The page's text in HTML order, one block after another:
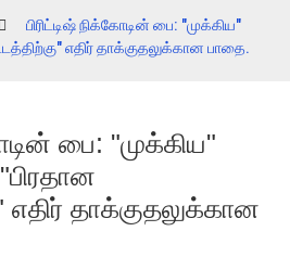
பிரிட்டிஷ் நிக்கோடின் பை: "முக்கிய"
எதிர் தாக்குதலுக்கான பாதை.
பை: "முக்கிய"
எதிர் தாக்குதலுக்கான